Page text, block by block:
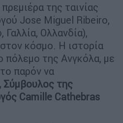
της ταινίας
Jose Miguel Ribeiro,
Ολλανδία),
κόσμο. Η ιστορία
πόλεμο της Ανγκόλα, με
παρόν να
Σύμβουλος της
Camille Cathebras